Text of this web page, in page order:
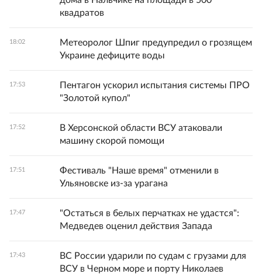
квадратов
18:02
Метеоролог Шпиг предупредил о грозящем
Украине дефиците воды
17:53
Пентагон ускорил испытания системы ПРО
"Золотой купол"
17:52
В Херсонской области ВСУ атаковали
машину скорой помощи
17:51
Фестиваль "Наше время" отменили в
Ульяновске из-за урагана
17:47
"Остаться в белых перчатках не удастся":
Медведев оценил действия Запада
17:43
ВС России ударили по судам с грузами для
ВСУ в Черном море и порту Николаев